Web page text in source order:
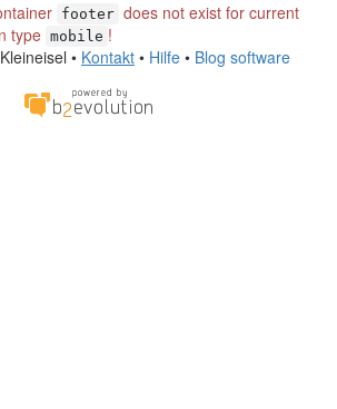
footer does not exist for current
type mobile !
• Kontakt • Hilfe • Blog software